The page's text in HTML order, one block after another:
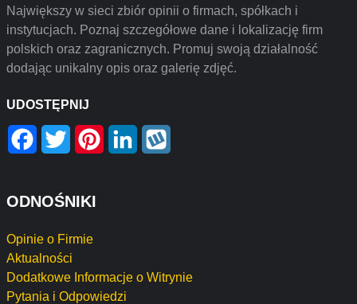
Największy w sieci zbiór opinii o firmach, spółkach i
instytucjach. Poznaj szczegółowe dane i lokalizację firm
polskich oraz zagranicznych. Promuj swoją działalność
dodając unikalny opis oraz galerię zdjęć.
UDOSTĘPNIJ
Facebook
Twitter PinterestLinkedIn
ODNOŚNIKI
Opinie o Firmie
Aktualności
Dodatkowe Informacje o Witrynie
Pytania i Odpowiedzi